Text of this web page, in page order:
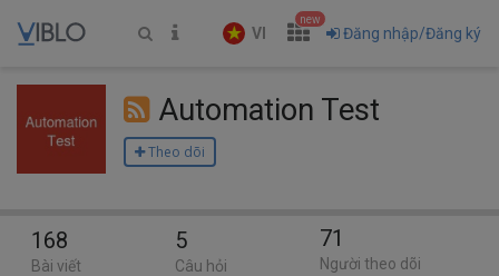
VI
new
Đăng nhập/Đăng ký
Automation Test
Theo dõi
168
Bài viết
5
Câu hỏi
71
Người theo dõi